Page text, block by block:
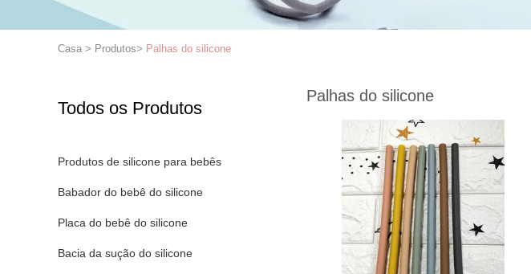
Casa > Produtos> Palhas do silicone
Todos os Produtos
Produtos de silicone para bebês
Babador do bebê do silicone
Placa do bebê do silicone
Bacia da sução do silicone
Palhas do silicone